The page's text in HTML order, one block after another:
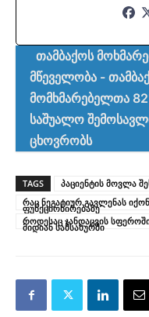
თამბაქოს
მწეველობა -
მომხმარებელთა
საშუალო
ცხოვრობს
TAGS
პაციენტის მოვლა
რაც ნეგატიურ გავლენას
ფუნქციონირებაზე
როდესაც ჯანდაცვის
მიდიან სამსახურში